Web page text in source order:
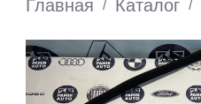
Главная / Каталог /